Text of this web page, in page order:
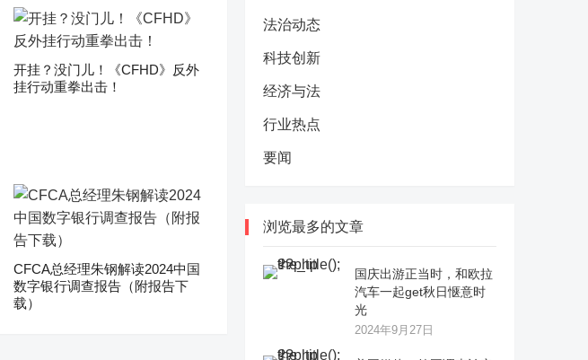
开挂？没门儿！《CFHD》反外
挂行动重拳出击！
CFCA总经理朱钢解读2024中国
数字银行调查报告（附报告下
载）
法治动态
科技创新
经济与法
行业热点
要闻
浏览最多的文章
国庆出游正当时，和欧拉
汽车一起get秋日惬意时
光
2024年9月27日